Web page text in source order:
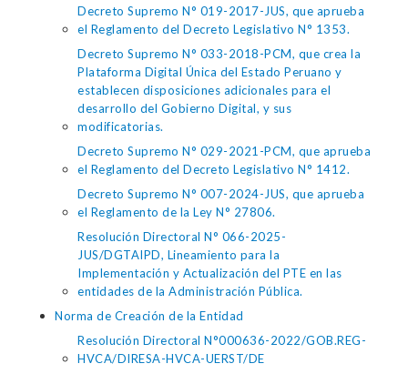
Decreto Supremo N° 019-2017-JUS, que aprueba
el Reglamento del Decreto Legislativo N° 1353.
Decreto Supremo N° 033-2018-PCM, que crea la
Plataforma Digital Única del Estado Peruano y
establecen disposiciones adicionales para el
desarrollo del Gobierno Digital, y sus
modificatorias.
Decreto Supremo N° 029-2021-PCM, que aprueba
el Reglamento del Decreto Legislativo N° 1412.
Decreto Supremo N° 007-2024-JUS, que aprueba
el Reglamento de la Ley N° 27806.
Resolución Directoral N° 066-2025-
JUS/DGTAIPD, Lineamiento para la
Implementación y Actualización del PTE en las
entidades de la Administración Pública.
Norma de Creación de la Entidad
Resolución Directoral N°000636-2022/GOB.REG-
HVCA/DIRESA-HVCA-UERST/DE